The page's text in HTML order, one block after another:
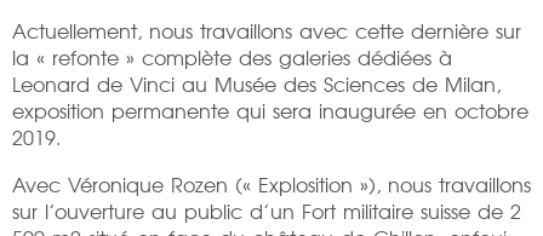
Actuellement, nous travaillons avec cette dernière sur
la « refonte » complète des galeries dédiées à
Leonard de Vinci au Musée des Sciences de Milan,
exposition permanente qui sera inaugurée en octobre
2019.
Avec Véronique Rozen (« Explosition »), nous travaillons
sur l’ouverture au public d’un Fort militaire suisse de 2